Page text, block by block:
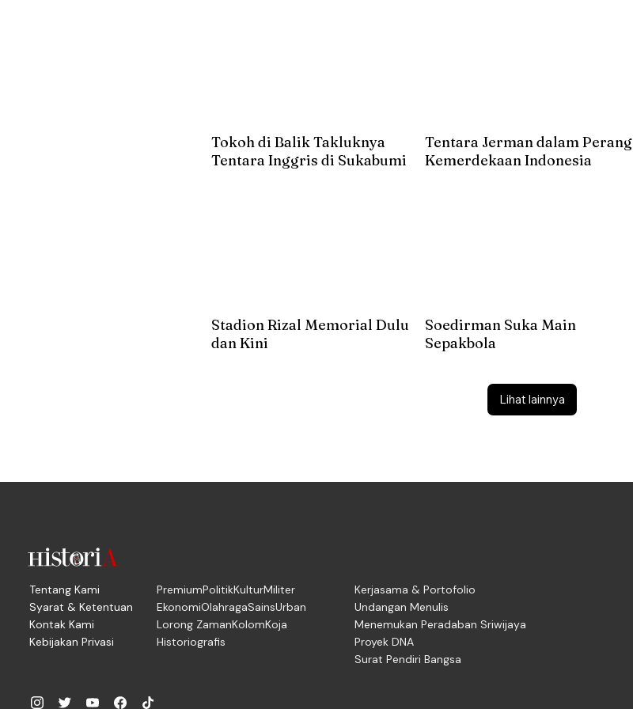
Lihat lainnya
Tokoh di Balik Takluknya
Tentara Inggris di Sukabumi
Tentara Jerman dalam Perang
Kemerdekaan Indonesia
Stadion Rizal Memorial Dulu
dan Kini
Soedirman Suka Main
Sepakbola
Tentang Kami
Syarat & Ketentuan
Kontak Kami
Kebijakan Privasi
PremiumPolitikKulturMiliter
EkonomiOlahragaSainsUrban
Lorong ZamanKolomKoja
Historiografis
Kerjasama & Portofolio
Undangan Menulis
Menemukan Peradaban Sriwijaya
Proyek DNA
Surat Pendiri Bangsa